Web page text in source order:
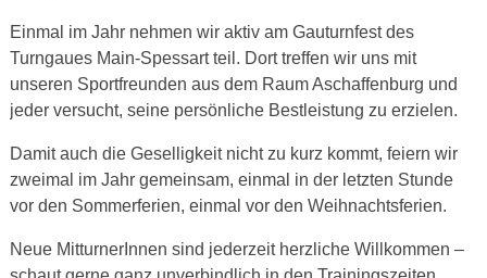
Einmal im Jahr nehmen wir aktiv am Gauturnfest des
Turngaues Main-Spessart teil. Dort treffen wir uns mit
unseren Sportfreunden aus dem Raum Aschaffenburg und
jeder versucht, seine persönliche Bestleistung zu erzielen.
Damit auch die Geselligkeit nicht zu kurz kommt, feiern wir
zweimal im Jahr gemeinsam, einmal in der letzten Stunde
vor den Sommerferien, einmal vor den Weihnachtsferien.
Neue MitturnerInnen sind jederzeit herzliche Willkommen –